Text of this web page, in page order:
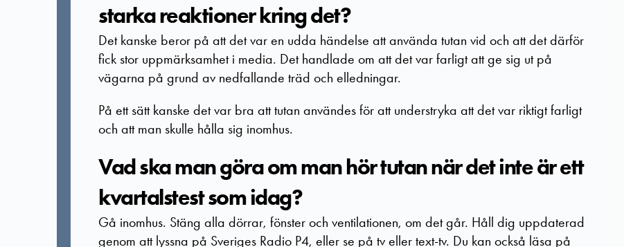
starka reaktioner kring det?
Det kanske beror på att det var en udda händelse att använda tutan vid och att det därför
fick stor uppmärksamhet i media. Det handlade om att det var farligt att ge sig ut på
vägarna på grund av nedfallande träd och elledningar.
På ett sätt kanske det var bra att tutan användes för att understryka att det var riktigt farligt
och att man skulle hålla sig inomhus.
Vad ska man göra om man hör tutan när det inte är ett
kvartalstest som idag?
Gå inomhus. Stäng alla dörrar, fönster och ventilationen, om det går. Håll dig uppdaterad
genom att lyssna på Sveriges Radio P4, eller se på tv eller text-tv. Du kan också läsa på